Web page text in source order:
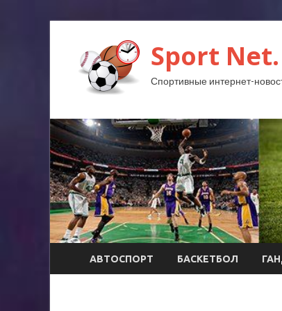
Sport Net.
Спортивные интернет-
АВТОСПОРТ БАСКЕТБОЛ